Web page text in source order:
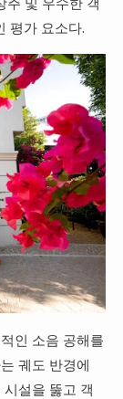
평가 요소다.
인 소음 공해를
궤도 반경에
설을 뚫고 객